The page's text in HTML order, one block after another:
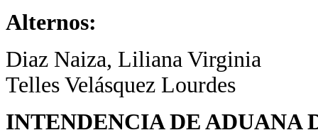
Alternos:
Diaz Naiza, Liliana Virginia
Telles Velásquez Lourdes
INTENDENCIA DE ADUANA